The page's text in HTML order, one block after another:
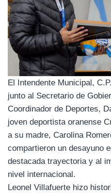
El Intendente Municipal,
junto al Secretario de
Coordinador de Deportes,
joven deportista oranense
a su madre, Carolina
compartieron un desayuno
destacada trayectoria y al
nivel internacional.
Leonel Villafuerte hizo